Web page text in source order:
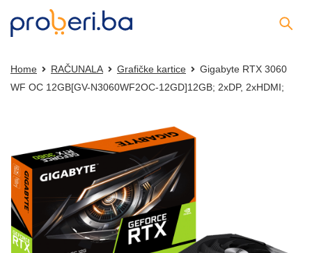
Home RAČUNALA Grafičke kartice
Gigabyte RTX 3060
WF OC 12GB[GV-N3060WF2OC-12GD]12GB; 2xDP, 2xHDMI;